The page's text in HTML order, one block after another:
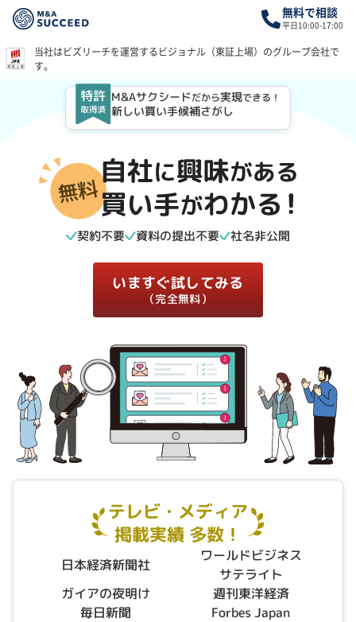
当社はビズリーチを運営する ビジョナル（東証上場）のグループ会社で
す。
無料で相談
平日10:00-17:00
M&Aサクシードだから実現できる！
新しい買い手候補さがし
契約不要 資料の提出不要 社名非公開
いますぐ試してみる
（完全無料）
テレビ・メディア
掲載実績 多数！
日本経済新聞社
ワールドビジネス
サテライト
ガイアの夜明け 週刊東洋経済
毎日新聞
Forbes Japan